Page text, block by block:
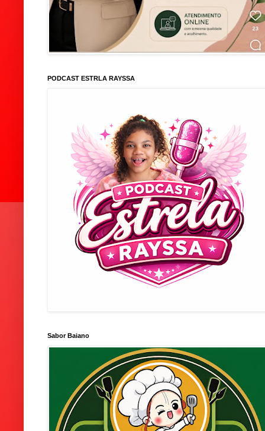
PODCAST ESTRLA RAYSSA
Sabor Baiano